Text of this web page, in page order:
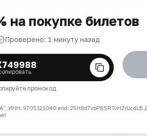
на покупке билетов
Проверено: 1 минуту назад
промокод
9705121040 erid: 25H8d7vbP8SRTvHZrUcdLB